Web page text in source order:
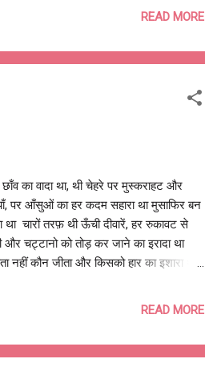
पर महफ़िल में रफ़ीक़ों का वास्ता था थोड़ा
मेरी शिकायतों का वास्ता था ...
READ MORE
का वादा था, थी चेहरे पर मुस्कराहट और
पर आँसुओं का हर कदम सहारा था मुसाफिर बन
चारों तरफ़ थी ऊँची दीवारें, हर रुकावट से
और चट्टानो को तोड़ कर जाने का इरादा था
कौन जीता और किसको हार का इशारा था
पर मंज़िल अभी भी एक नज़ारा था थी मंज़िल
READ MORE